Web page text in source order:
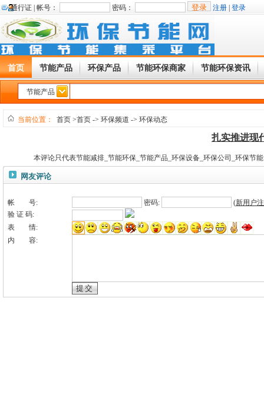
通行证 | 帐号： 密码： 注册 登录
首页 节能产品 环保产品 节能环保商家 节能环保资讯
节能产品
当前位置： 首页 >首页 -> 环保频道 -> 环保动态
扎实推进现
本评论只代表节能减排_节能环保_节能产品_环保设备_环保公司_环保节
网友评论
帐 号: 密码: (新用户
验 证 码:
表 情:
内 容: